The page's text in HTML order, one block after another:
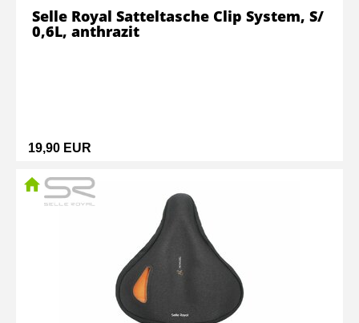
19,90 EUR
Selle Royal Satteltasche Clip System, S/
0,6L, anthrazit